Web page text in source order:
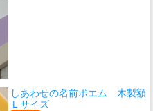
しあわせの名前ポエム 木製額
Ｌサイズ